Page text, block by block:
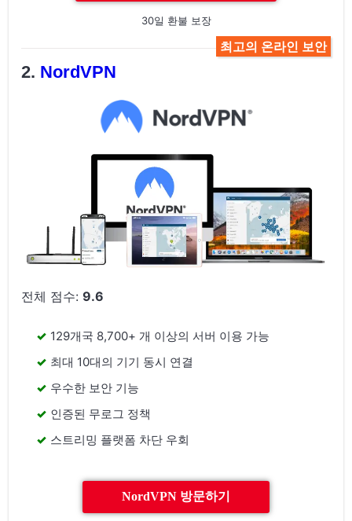
30일 환불 보장
최고의 온라인 보안
NordVPN
전체 점수:9.6
129개국 8,700+ 개 이상의 서버 이용 가능
최대 10대의 기기 동시 연결
우수한 보안 기능
인증된 무로그 정책
스트리밍 플랫폼 차단 우회
NordVPN 방문하기